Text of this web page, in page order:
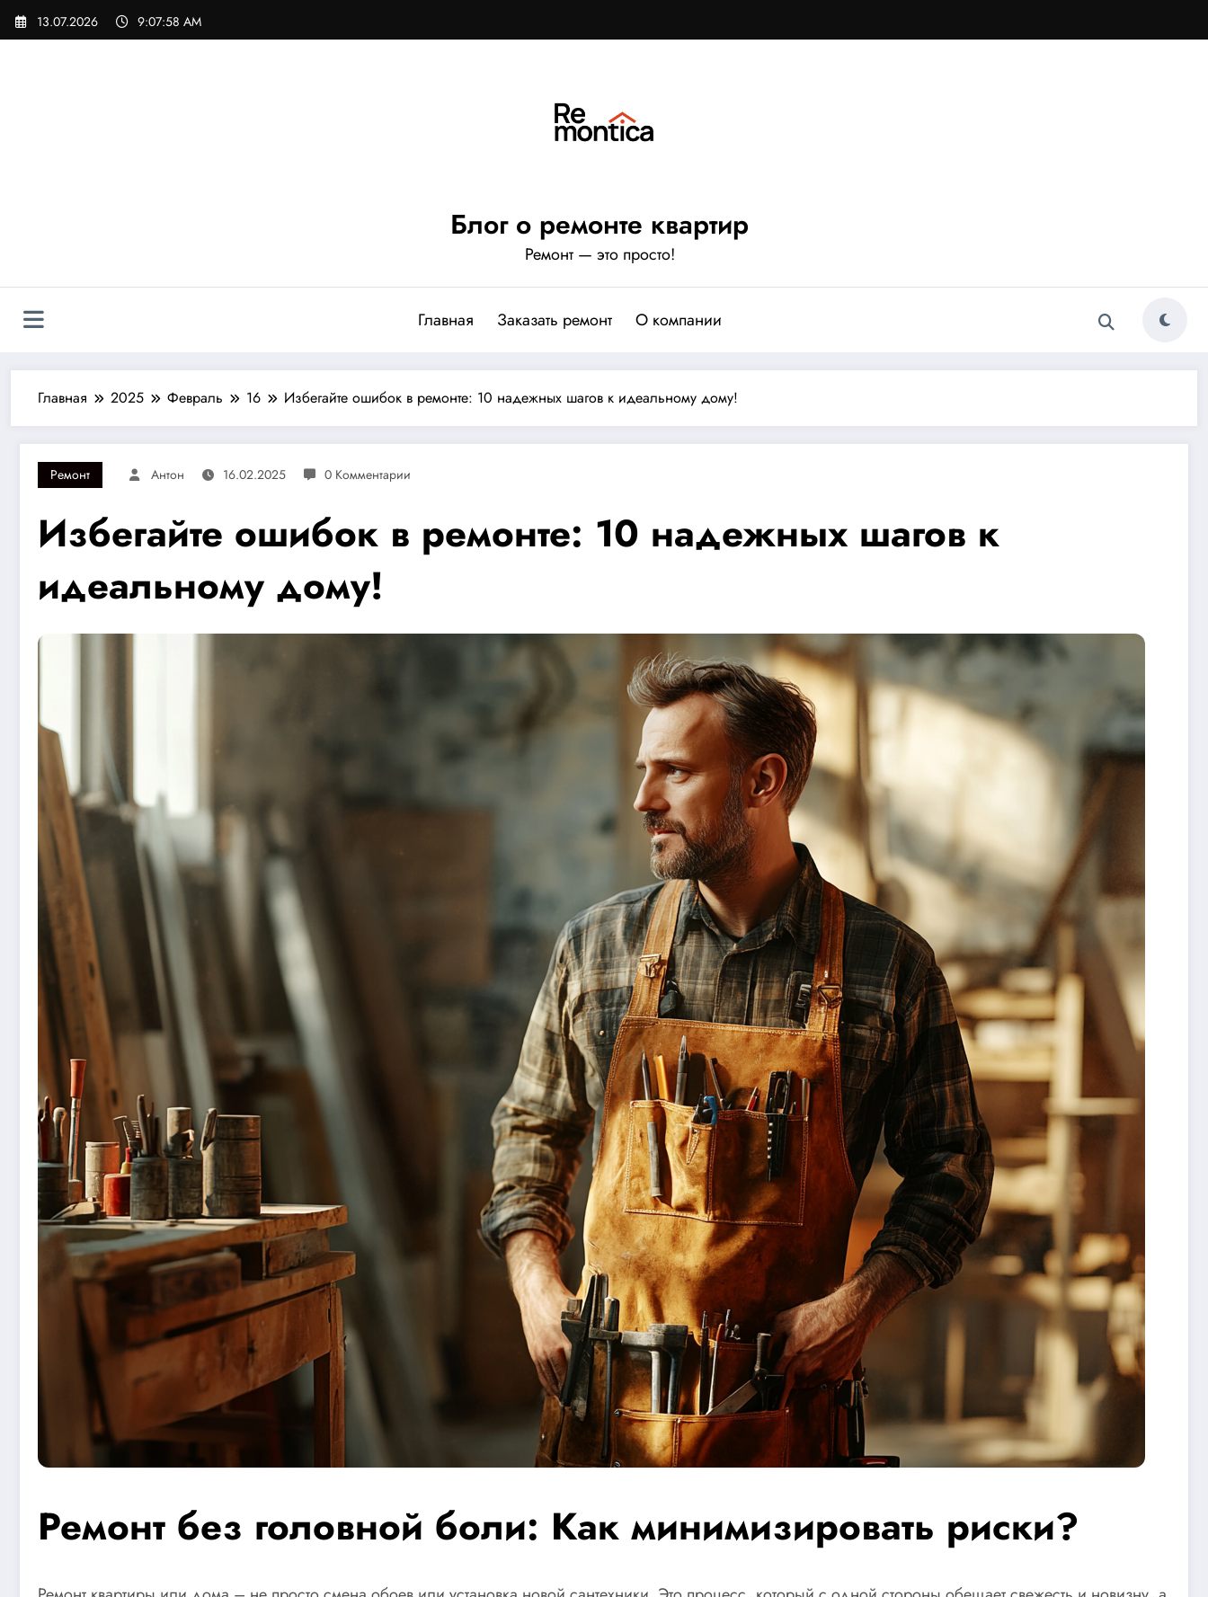
Перейти
13.07.2026 9:07:59 AM
Блог о ремонте квартир
Ремонт — это просто!
Главная Заказать ремонт О компании
Главная 2025 Февраль 16 Избегайте ошибок в ремонте: 10 надежных шагов к идеальному дому!
Ремонт Антон 16.02.2025 0 Комментарии
Избегайте ошибок в ремонте: 10 надежных шагов к
идеальному дому!
Ремонт без головной боли: Как минимизировать риски?